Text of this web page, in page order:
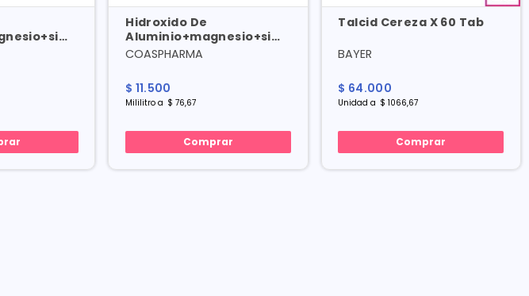
Hidroxido De
Aluminio+magnesio+simeticona
X 150 Ml
COASPHARMA
$ 11.500
Mililitro a $ 76,67
Comprar
Talcid Cereza X 60 Tab
BAYER
$ 64.000
Unidad a $ 1066,67
Comprar